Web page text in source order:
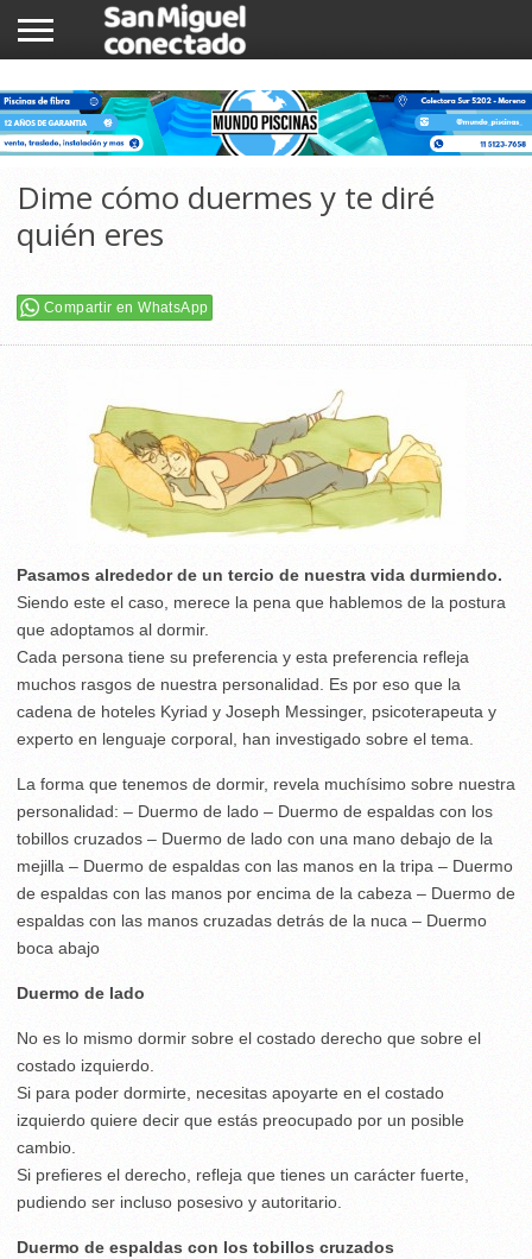
NOTICIAS
COMUNIDAD
COMERCIOS
Dime cómo duermes y te diré
quién eres
Compartir en WhatsApp
Pasamos alrededor de un tercio de nuestra vida durmiendo.
Siendo este el caso, merece la pena que hablemos de la postura
que adoptamos al dormir.
Cada persona tiene su preferencia y esta preferencia refleja
muchos rasgos de nuestra personalidad. Es por eso que la
cadena de hoteles Kyriad y Joseph Messinger, psicoterapeuta y
experto en lenguaje corporal, han investigado sobre el tema.
La forma que tenemos de dormir, revela muchísimo sobre nuestra
personalidad: – Duermo de lado – Duermo de espaldas con los
tobillos cruzados – Duermo de lado con una mano debajo de la
mejilla – Duermo de espaldas con las manos en la tripa – Duermo
de espaldas con las manos por encima de la cabeza – Duermo de
espaldas con las manos cruzadas detrás de la nuca – Duermo
boca abajo
Duermo de lado
No es lo mismo dormir sobre el costado derecho que sobre el
costado izquierdo.
Si para poder dormirte, necesitas apoyarte en el costado
izquierdo quiere decir que estás preocupado por un posible
cambio.
Si prefieres el derecho, refleja que tienes un carácter fuerte,
pudiendo ser incluso posesivo y autoritario.
Duermo de espaldas con los tobillos cruzados